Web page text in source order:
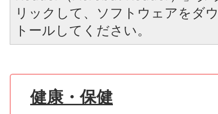
リックして、ソフトウェアをダ
トールしてください。
健康・保健